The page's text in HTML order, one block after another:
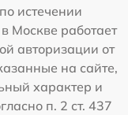
истечении
Москве работает
авторизации от
на сайте,
характер и
п. 2 ст. 437